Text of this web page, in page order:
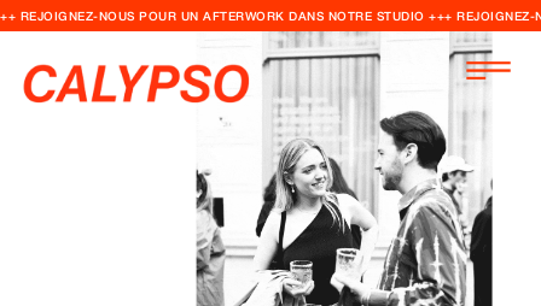
++ REJOIGNEZ-NOUS POUR UN AFTERWORK DANS NOTRE STUDIO +++